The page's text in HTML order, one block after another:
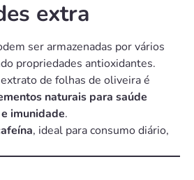
extra
ser armazenadas por vários
propriedades antioxidantes.
de folhas de oliveira é
naturais para saúde
imunidade.
, ideal para consumo diário,